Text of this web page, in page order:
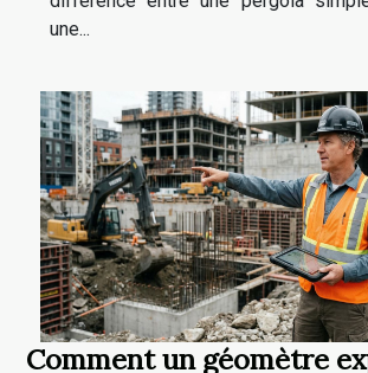
une...
Comment un géomètre